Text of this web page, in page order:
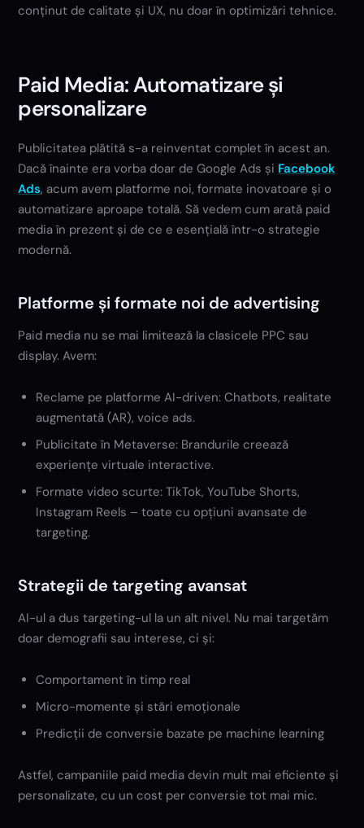
conținut de calitate și UX, nu doar în optimizări tehnice.
Paid Media: Automatizare și
personalizare
Publicitatea plătită s-a reinventat complet în acest an.
Dacă înainte era vorba doar de Google Ads și Facebook
Ads, acum avem platforme noi, formate inovatoare și o
automatizare aproape totală. Să vedem cum arată paid
media în prezent și de ce e esențială într-o strategie
modernă.
Platforme și formate noi de advertising
Paid media nu se mai limitează la clasicele PPC sau
display. Avem:
Reclame pe platforme AI-driven: Chatbots, realitate
augmentată (AR), voice ads.
Publicitate în Metaverse: Brandurile creează
experiențe virtuale interactive.
Formate video scurte: TikTok, YouTube Shorts,
Instagram Reels – toate cu opțiuni avansate de
targeting.
Strategii de targeting avansat
AI-ul a dus targeting-ul la un alt nivel. Nu mai targetăm
doar demografii sau interese, ci și:
Comportament în timp real
Micro-momente și stări emoționale
Predicții de conversie bazate pe machine learning
Astfel, campaniile paid media devin mult mai eficiente și
personalizate, cu un cost per conversie tot mai mic.